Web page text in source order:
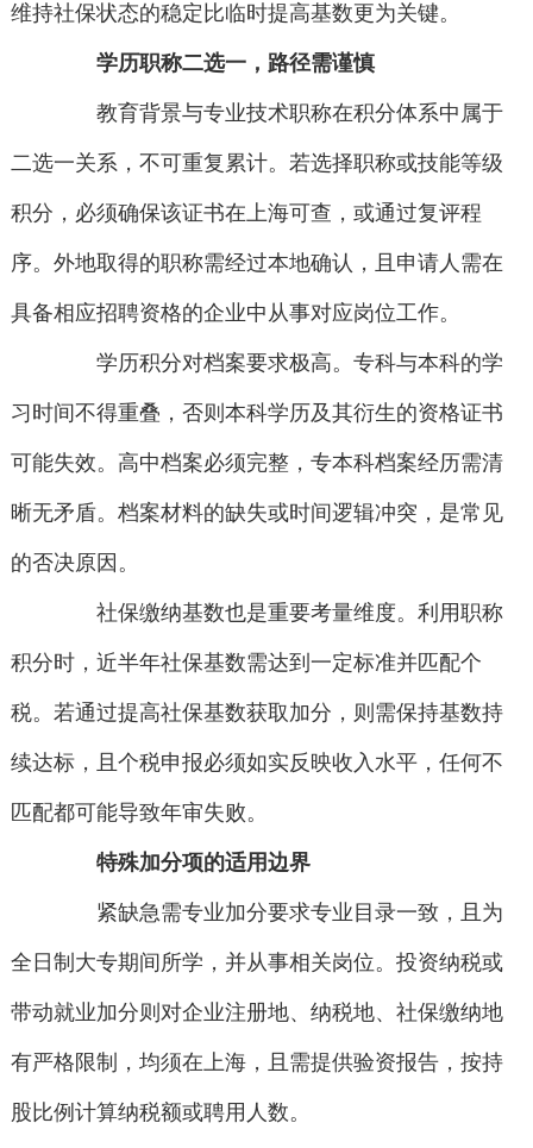
维持社保状态的稳定比临时提高基数更为关键。
学历职称二选一，路径需谨慎
教育背景与专业技术职称在积分体系中属于
二选一关系，不可重复累计。若选择职称或技能等级
积分，必须确保该证书在上海可查，或通过复评程
序。外地取得的职称需经过本地确认，且申请人需在
具备相应招聘资格的企业中从事对应岗位工作。
学历积分对档案要求极高。专科与本科的学
习时间不得重叠，否则本科学历及其衍生的资格证书
可能失效。高中档案必须完整，专本科档案经历需清
晰无矛盾。档案材料的缺失或时间逻辑冲突，是常见
的否决原因。
社保缴纳基数也是重要考量维度。利用职称
积分时，近半年社保基数需达到一定标准并匹配个
税。若通过提高社保基数获取加分，则需保持基数持
续达标，且个税申报必须如实反映收入水平，任何不
匹配都可能导致年审失败。
特殊加分项的适用边界
紧缺急需专业加分要求专业目录一致，且为
全日制大专期间所学，并从事相关岗位。投资纳税或
带动就业加分则对企业注册地、纳税地、社保缴纳地
有严格限制，均须在上海，且需提供验资报告，按持
股比例计算纳税额或聘用人数。